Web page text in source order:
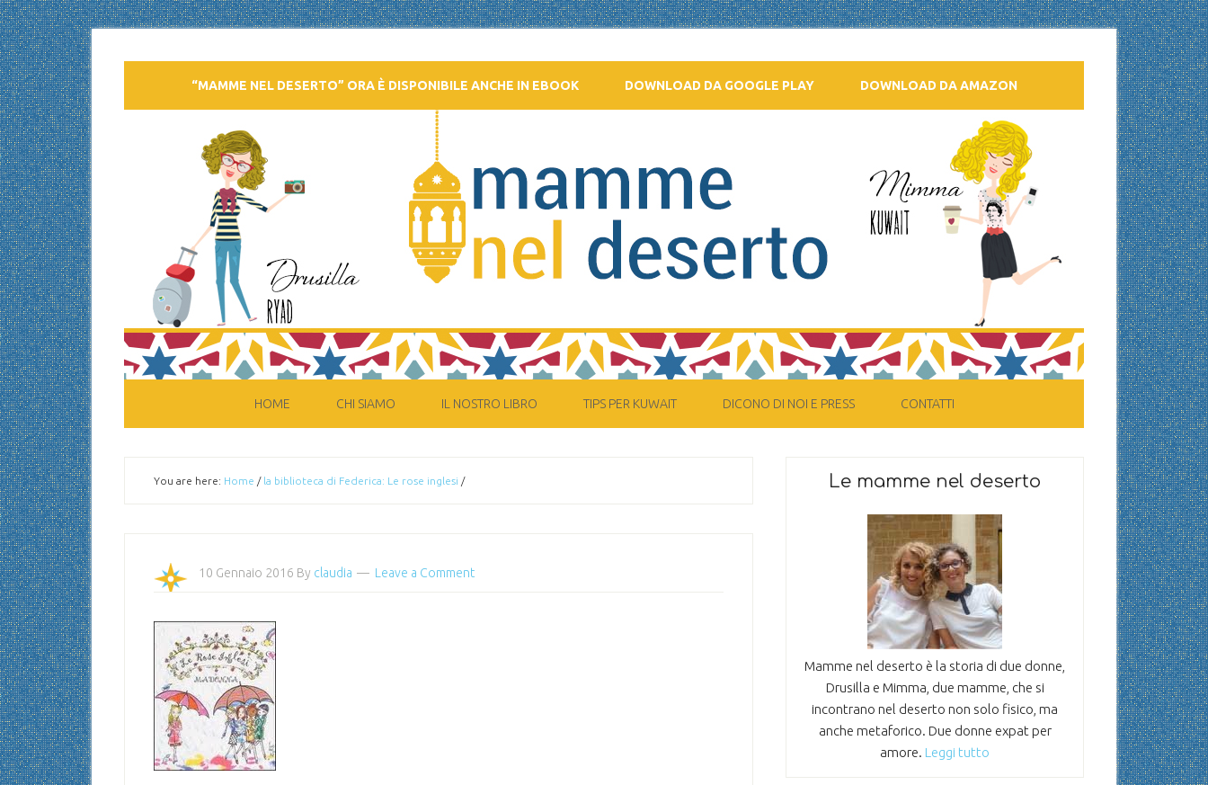
“MAMME NEL DESERTO” ORA È DISPONIBILE ANCHE IN EBOOK DOWNLOAD DA GOOGLE PLAY DOWNLOAD DA AMAZON
HOME CHI SIAMO IL NOSTRO LIBRO TIPS PER KUWAIT DICONO DI NOI E PRESS CONTATTI
You are here: Home / la biblioteca di Federica: Le rose inglesi /
10 Gennaio 2016 By claudia Leave a Comment
Le mamme nel deserto
Mamme nel deserto è la storia di due donne,
Drusilla e Mimma, due mamme, che si
incontrano nel deserto non solo fisico, ma
anche metaforico. Due donne expat per
amore. Leggi tutto